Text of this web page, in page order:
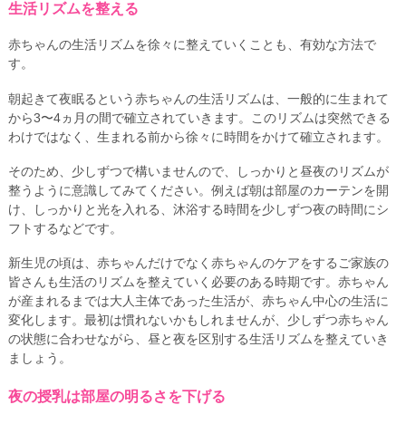
生活リズムを整える
赤ちゃんの生活リズムを徐々に整えていくことも、有効な方法で
す。
朝起きて夜眠るという赤ちゃんの生活リズムは、一般的に生まれて
から3〜4ヵ月の間で確立されていきます。このリズムは突然できる
わけではなく、生まれる前から徐々に時間をかけて確立されます。
そのため、少しずつで構いませんので、しっかりと昼夜のリズムが
整うように意識してみてください。例えば朝は部屋のカーテンを開
け、しっかりと光を入れる、沐浴する時間を少しずつ夜の時間にシ
フトするなどです。
新生児の頃は、赤ちゃんだけでなく赤ちゃんのケアをするご家族の
皆さんも生活のリズムを整えていく必要のある時期です。赤ちゃん
が産まれるまでは大人主体であった生活が、赤ちゃん中心の生活に
変化します。最初は慣れないかもしれませんが、少しずつ赤ちゃん
の状態に合わせながら、昼と夜を区別する生活リズムを整えていき
ましょう。
夜の授乳は部屋の明るさを下げる